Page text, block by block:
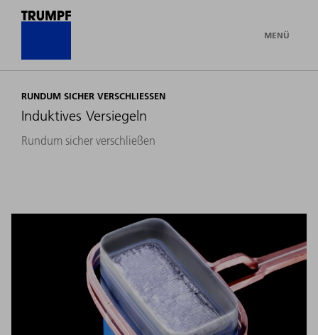
MENÜ
RUNDUM SICHER VERSCHLIESSEN
Induktives Versiegeln
Rundum sicher verschließen